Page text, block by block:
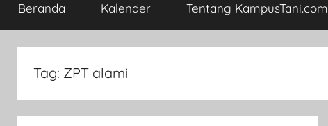
Beranda Kalender Tentang KampusTani.com
Tag: ZPT alami